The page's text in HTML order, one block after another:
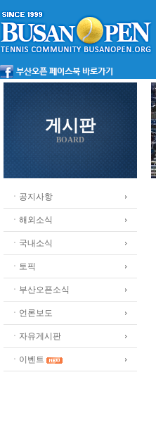
게시판
BOARD
ㆍ공지사항
ㆍ해외소식
ㆍ국내소식
ㆍ토픽
ㆍ부산오픈소식
ㆍ언론보도
ㆍ자유게시판
ㆍ이벤트